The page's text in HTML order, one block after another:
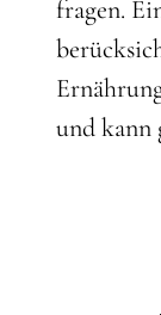
fragen.
und kann